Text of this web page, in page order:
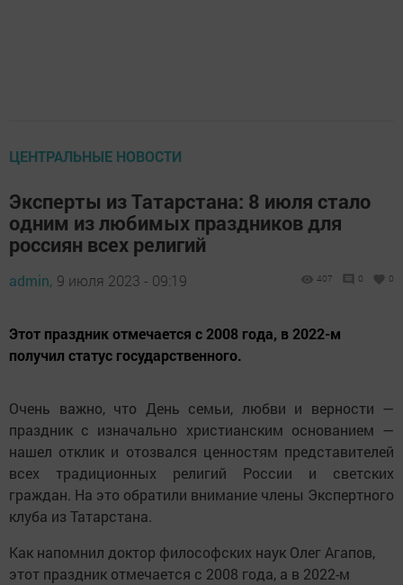
ЦЕНТРАЛЬНЫЕ НОВОСТИ
Эксперты из Татарстана: 8 июля стало
одним из любимых праздников для
россиян всех религий
admin, 9 июля 2023 - 09:19 407 0 0
Этот праздник отмечается с 2008 года, в 2022-м
получил статус государственного.
Очень важно, что День семьи, любви и верности —
праздник с изначально христианским основанием —
нашел отклик и отозвался ценностям представителей
всех традиционных религий России и светских
граждан. На это обратили внимание члены Экспертного
клуба из Татарстана.
Как напомнил доктор философских наук Олег Агапов,
этот праздник отмечается с 2008 года, а в 2022-м